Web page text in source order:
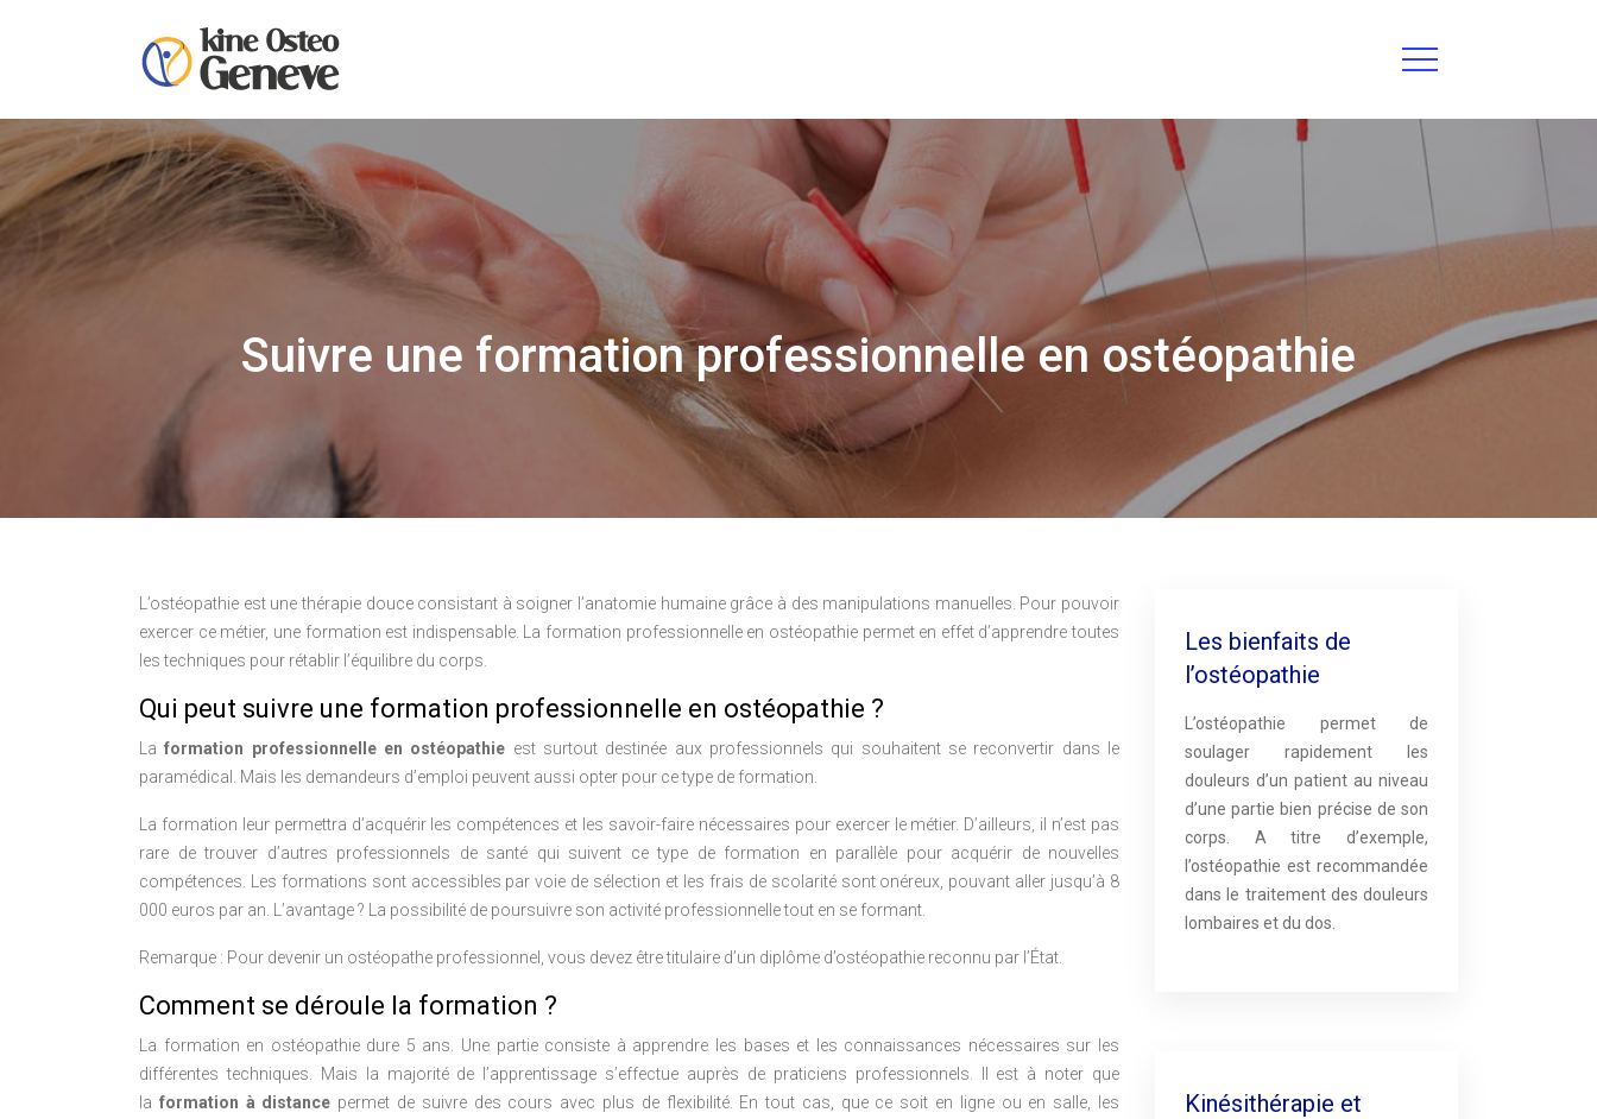
Suivre une formation professionnelle en ostéopathie
L’ostéopathie est une thérapie douce consistant à soigner l’anatomie humaine grâce à des manipulations manuelles. Pour pouvoir
exercer ce métier, une formation est indispensable. La formation professionnelle en ostéopathie permet en effet d’apprendre toutes
les techniques pour rétablir l’équilibre du corps.
Qui peut suivre une formation professionnelle en ostéopathie ?
Laformation professionnelle en ostéopathie est surtout destinée aux professionnels qui souhaitent se reconvertir dans le
paramédical. Mais les demandeurs d’emploi peuvent aussi opter pour ce type de formation.
La formation leur permettra d’acquérir les compétences et les savoir-faire nécessaires pour exercer le métier. D’ailleurs, il n’est pas
rare de trouver d’autres professionnels de santé qui suivent ce type de formation en parallèle pour acquérir de nouvelles
compétences. Les formations sont accessibles par voie de sélection et les frais de scolarité sont onéreux, pouvant aller jusqu’à 8
000 euros par an. L’avantage ? La possibilité de poursuivre son activité professionnelle tout en se formant.
Remarque : Pour devenir un ostéopathe professionnel, vous devez être titulaire d’un diplôme d’ostéopathie reconnu par l’État.
Comment se déroule la formation ?
La formation en ostéopathie dure 5 ans. Une partie consiste à apprendre les bases et les connaissances nécessaires sur les
différentes techniques. Mais la majorité de l’apprentissage s’effectue auprès de praticiens professionnels. Il est à noter que
la formation à distance permet de suivre des cours avec plus de flexibilité. En tout cas, que ce soit en ligne ou en salle, les
Les bienfaits de
l’ostéopathie
L’ostéopathie permet de
soulager rapidement les
douleurs d’un patient au niveau
d’une partie bien précise de son
corps. A titre d’exemple,
l’ostéopathie est recommandée
dans le traitement des douleurs
lombaires et du dos.
Kinésithérapie et